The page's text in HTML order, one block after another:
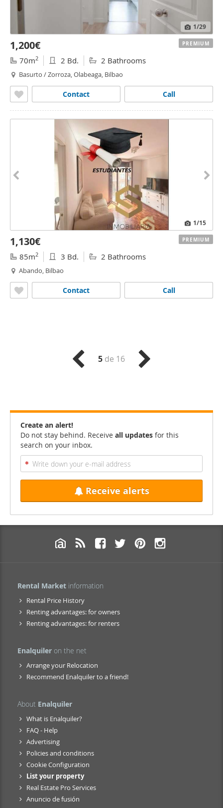
1/29
1,200€
70m2 2 Bd. 2 Bathrooms
Basurto / Zorroza, Olabeaga, Bilbao
Call
Contact
PREMIUM
1/15
1,130€
85m2 3 Bd. 2 Bathrooms
Abando, Bilbao
Call
Contact
PREMIUM
5 de 16
Create an alert!
Do not stay behind. Receive all updates for this
search on your inbox.
Receive alerts
Rental Market information
Rental Price History
Renting advantages: for owners
Renting advantages: for renters
Enalquiler on the net
Arrange your Relocation
Recommend Enalquiler to a friend!
About Enalquiler
What is Enalquiler?
FAQ - Help
Advertising
Policies and conditions
Cookie Configuration
List your property
Real Estate Pro Services
Anuncio de fusión